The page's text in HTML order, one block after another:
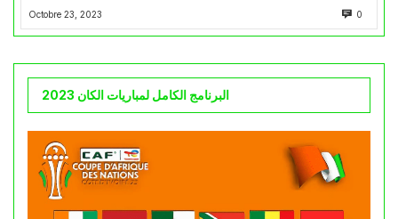
Octobre 23, 2023 0
البرنامج الكامل لمباريات الكان 2023